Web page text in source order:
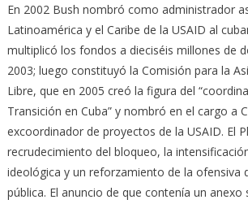
En 2002 Bush nombró como administrador
Latinoamérica y el Caribe de la USAID al
multiplicó los fondos a dieciséis millones de
2003; luego constituyó la Comisión para la
Libre, que en 2005 creó la figura del
Transición en Cuba” y nombró en el cargo a
excoordinador de proyectos de la USAID. El
recrudecimiento del bloqueo, la
ideológica y un reforzamiento de la ofensiva
pública. El anuncio de que contenía un anexo